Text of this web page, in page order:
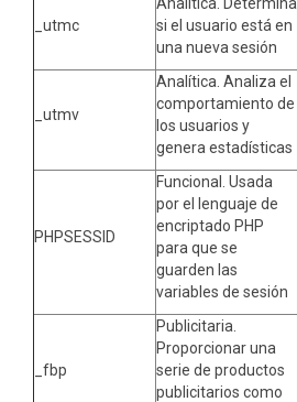
_utmc
si el usuario está en
una nueva sesión
_utmv
Analítica. Analiza el
comportamiento de
los usuarios y
genera estadísticas
PHPSESSID
Funcional. Usada
por el lenguaje de
encriptado PHP
para que se
guarden las
variables de sesión
_fbp
Publicitaria.
Proporcionar una
serie de productos
publicitarios como